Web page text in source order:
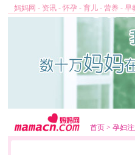
妈妈网 - 资讯 - 怀孕 - 育儿 - 营养 - 早
首页 > 孕妇